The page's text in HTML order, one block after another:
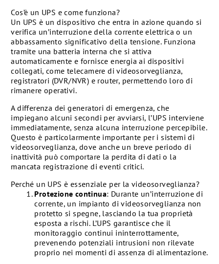
Cos’è un UPS e come funziona?
Un UPS è un dispositivo che entra in azione quando si
verifica un’interruzione della corrente elettrica o un
abbassamento significativo della tensione. Funziona
tramite una batteria interna che si attiva
automaticamente e fornisce energia ai dispositivi
collegati, come telecamere di videosorveglianza,
registratori (DVR/NVR) e router, permettendo loro di
rimanere operativi.
A differenza dei generatori di emergenza, che
impiegano alcuni secondi per avviarsi, l’UPS interviene
immediatamente, senza alcuna interruzione percepibile.
Questo è particolarmente importante per i sistemi di
videosorveglianza, dove anche un breve periodo di
inattività può comportare la perdita di dati o la
mancata registrazione di eventi critici.
Perché un UPS è essenziale per la videosorveglianza?
Protezione continua: Durante un’interruzione di
corrente, un impianto di videosorveglianza non
protetto si spegne, lasciando la tua proprietà
esposta a rischi. L’UPS garantisce che il
monitoraggio continui ininterrottamente,
prevenendo potenziali intrusioni non rilevate
proprio nei momenti di assenza di alimentazione.